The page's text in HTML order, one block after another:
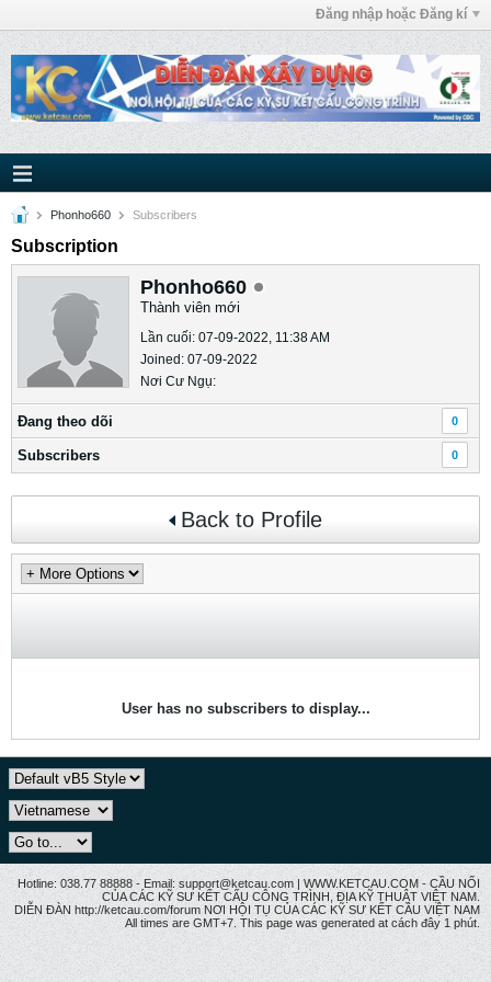
Đăng nhập hoặc Đăng kí
Phonho660 Subscribers
Subscription
Phonho660
Thành viên mới
Lần cuối: 07-09-2022, 11:38 AM
Joined: 07-09-2022
Nơi Cư Ngụ:
Ðang theo dõi 0
Subscribers 0
Back to Profile
User has no subscribers to display...
Hotline: 038.77 88888 - Email: support@ketcau.com | WWW.KETCAU.COM - CẦU NỐI
CỦA CÁC KỸ SƯ KẾT CẤU CÔNG TRÌNH, ĐỊA KỸ THUẬT VIỆT NAM.
DIỄN ĐÀN http://ketcau.com/forum NƠI HỘI TỤ CỦA CÁC KỸ SƯ KẾT CÂU VIỆT NAM
All times are GMT+7. This page was generated at cách đây 1 phút.